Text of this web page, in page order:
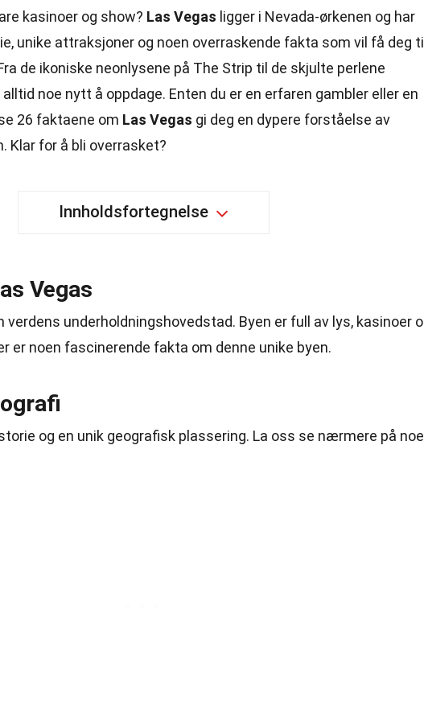
kasinoer og show? Las Vegas ligger i Nevada-ørkenen og har
unike attraksjoner og noen overraskende fakta som vil få deg
de ikoniske neonlysene på The Strip til de skjulte perlene
noe nytt å oppdage. Enten du er en erfaren gambler eller en
26 faktaene om Las Vegas gi deg en dypere forståelse av
Klar for å bli overrasket?
Innholdsfortegnelse
Vegas
verdens underholdningshovedstad. Byen er full av lys, kasinoer
er noen fascinerende fakta om denne unike byen.
og en unik geografisk plassering. La oss se nærmere på